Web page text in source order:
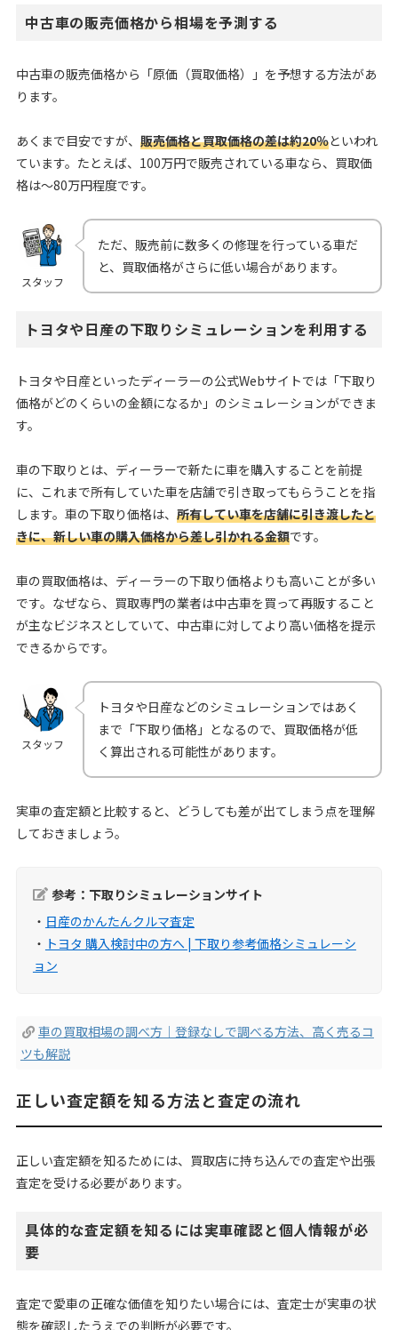
中古車の販売価格から相場を予測する
中古車の販売価格から「原価（買取価格）」を予想する方法があ
ります。
あくまで目安ですが、 販売価格と買取価格の差は約20％といわれ
ています。たとえば、100万円で販売されている車なら、買取価
格は～80万円程度です。
スタッフ
ただ、販売前に数多くの修理を行っている車だ
と、買取価格がさらに低い場合があります。
トヨタや日産の下取りシミュレーションを利用する
トヨタや日産といったディーラーの公式Webサイトでは「下取り
価格がどのくらいの金額になるか」のシミュレーションができま
す。
車の下取りとは、ディーラーで新たに車を購入することを前提
に、これまで所有していた車を店舗で引き取ってもらうことを指
します。車の下取り価格は、 所有してい車を店舗に引き渡したと
きに、新しい車の購入価格から差し引かれる金額です。
車の買取価格は、ディーラーの下取り価格よりも高いことが多い
です。なぜなら、買取専門の業者は中古車を買って再販すること
が主なビジネスとしていて、中古車に対してより高い価格を提示
できるからです。
スタッフ
トヨタや日産などのシミュレーションではあく
まで「下取り価格」となるので、買取価格が低
く算出される可能性があります。
実車の査定額と比較すると、どうしても差が出てしまう点を理解
しておきましょう。
参考：下取りシミュレーションサイト
・ 日産のかんたんクルマ査定
・ トヨタ 購入検討中の方へ | 下取り参考価格シミュレーシ
ョン
車の買取相場の調べ方｜登録なしで調べる方法、高く売るコ
ツも解説
正しい査定額を知る方法と査定の流れ
正しい査定額を知るためには、買取店に持ち込んでの査定や出張
査定を受ける必要があります。
具体的な査定額を知るには実車確認と個人情報が必
要
査定で愛車の正確な価値を知りたい場合には、査定士が実車の状
態を確認したうえでの判断が必要です。